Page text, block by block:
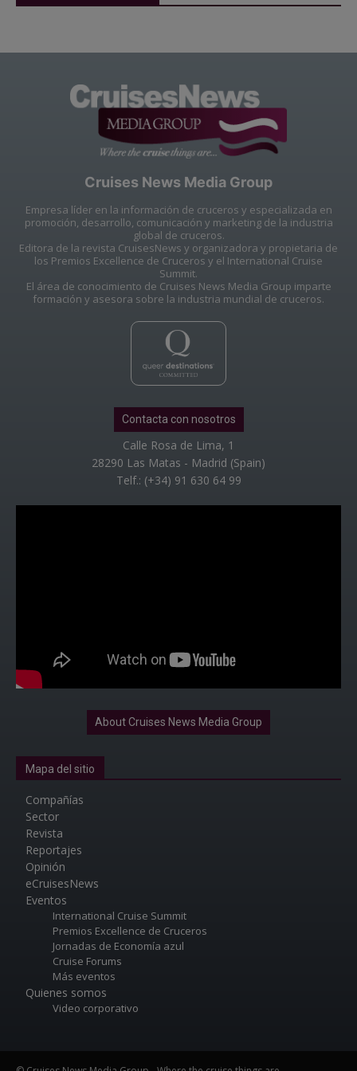
Cruises News Media Group
Empresa líder en la información de cruceros y especializada en
promoción, desarrollo, comunicación y marketing de la industria
global de cruceros.
Editora de la revista CruisesNews y organizadora y propietaria de
los Premios Excellence de Cruceros y el International Cruise
Summit.
El área de conocimiento de Cruises News Media Group imparte
formación y asesora sobre la industria mundial de cruceros.
Contacta con nosotros
Calle Rosa de Lima, 1
28290 Las Matas - Madrid (Spain)
Telf.: (+34) 91 630 64 99
About Cruises News Media Group
Mapa del sitio
Compañías
Sector
Revista
Reportajes
Opinión
eCruisesNews
Eventos
International Cruise Summit
Premios Excellence de Cruceros
Jornadas de Economía azul
Cruise Forums
Más eventos
Quienes somos
Video corporativo